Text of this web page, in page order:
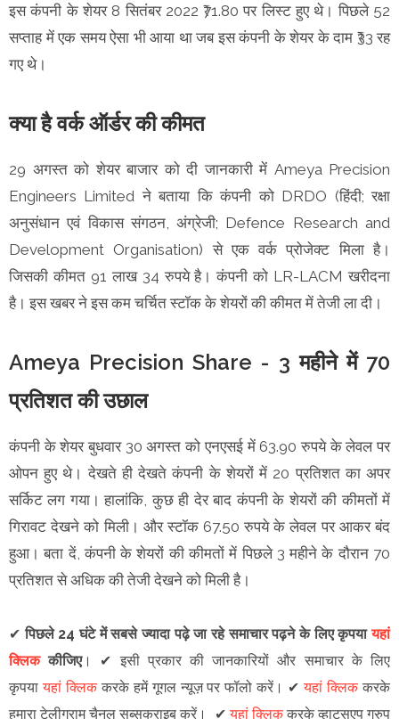
इस कंपनी के शेयर 8 सितंबर 2022 ₹71.80 पर लिस्ट हुए थे। पिछले 52
सप्ताह में एक समय ऐसा भी आया था जब इस कंपनी के शेयर के दाम ₹33 रह
गए थे।
क्या है वर्क ऑर्डर की कीमत
29 अगस्त को शेयर बाजार को दी जानकारी में Ameya Precision
Engineers Limited ने बताया कि कंपनी को DRDO (हिंदी; रक्षा
अनुसंधान एवं विकास संगठन, अंग्रेजी; Defence Research and
Development Organisation) से एक वर्क प्रोजेक्ट मिला है।
जिसकी कीमत 91 लाख 34 रुपये है। कंपनी को LR-LACM खरीदना
है। इस खबर ने इस कम चर्चित स्टॉक के शेयरों की कीमत में तेजी ला दी।
Ameya Precision Share - 3 महीने में 70
प्रतिशत की उछाल
कंपनी के शेयर बुधवार 30 अगस्त को एनएसई में 63.90 रुपये के लेवल पर
ओपन हुए थे। देखते ही देखते कंपनी के शेयरों में 20 प्रतिशत का अपर
सर्किट लग गया। हालांकि, कुछ ही देर बाद कंपनी के शेयरों की कीमतों में
गिरावट देखने को मिली। और स्टॉक 67.50 रुपये के लेवल पर आकर बंद
हुआ। बता दें, कंपनी के शेयरों की कीमतों में पिछले 3 महीने के दौरान 70
प्रतिशत से अधिक की तेजी देखने को मिली है।
✔ पिछले 24 घंटे में सबसे ज्यादा पढ़े जा रहे समाचार पढ़ने के लिए कृपयायहां
क्लिककीजिए। ✔ इसी प्रकार की जानकारियों और समाचार के लिए
कृपयायहां क्लिककरके हमें गूगल न्यूज़ पर फॉलो करें । ✔यहां क्लिककरके
हमारा टेलीग्राम चैनल सब्सक्राइब करें।
✔यहां क्लिककरके व्हाट्सएप ग्रुप